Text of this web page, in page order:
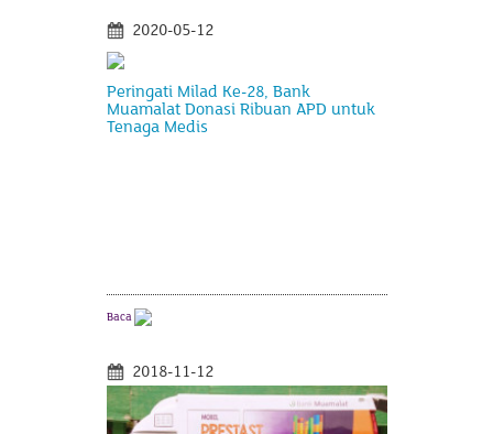
2020-05-12
Peringati Milad Ke-28, Bank
Muamalat Donasi Ribuan APD untuk
Tenaga Medis
Baca
2018-11-12